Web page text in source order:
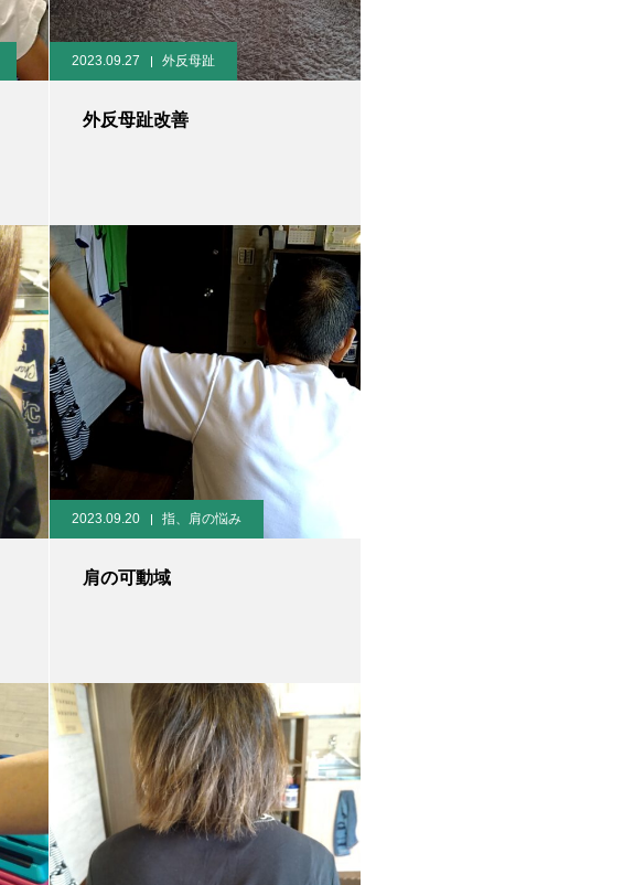
2023.09.27 外反母趾
外反母趾改善
2023.09.20 指、肩の悩み
肩の可動域